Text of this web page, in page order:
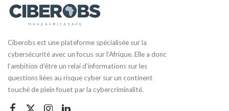
Ciberobs est une plateforme spécialisée sur la
cybersécurité avec un focus sur l’Afrique. Elle a donc
l’ambition d’être un relai d’informations sur les
questions liées au risque cyber sur un continent
touché de plein fouet par la cybercriminalité.